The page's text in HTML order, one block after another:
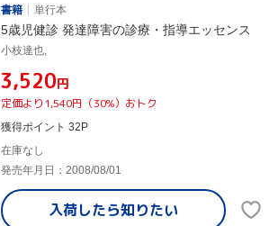
書籍
単行本
5歳児健診 発達障害の診療・指導エッセンス
小枝達也,
¥3,520円
定価より1,540円（30%）おトク
獲得ポイント 32P
在庫なし
発売年月日：2008/08/01
入荷したら知りたい